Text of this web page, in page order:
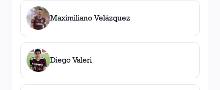
Maximiliano Velázquez
Diego Valeri